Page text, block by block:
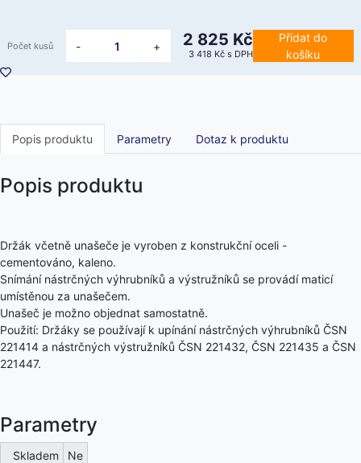
Počet kusů - + 2 825 Kč
3 418 Kč s DPH
Přidat do
košíku
Popis produktu Parametry Dotaz k produktu
Popis produktu
Držák včetně unašeče je vyroben z konstrukční oceli -
cementováno, kaleno.
Snímání nástrčných výhrubníků a výstružníků se provádí maticí
umístěnou za unašečem.
Unašeč je možno objednat samostatně.
Použití: Držáky se používají k upínání nástrčných výhrubníků ČSN
221414 a nástrčných výstružníků ČSN 221432, ČSN 221435 a ČSN
221447.
Parametry
Skladem Ne